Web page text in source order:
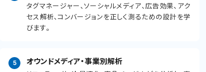
タグマネージャー、ソーシャルメディア、広告効果、アク
セス解析、コンバージョンを正しく測るための設計を学
びます。
オウンドメディア・事業別解析